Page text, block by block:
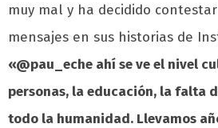
muy mal y ha decidido
mensajes en sus historias de
«@pau_eche ahí se ve el nivel
personas, la educación, la falta
todo la humanidad. Llevamos